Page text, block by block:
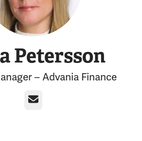
Petersson
– Advania Finance
E-post